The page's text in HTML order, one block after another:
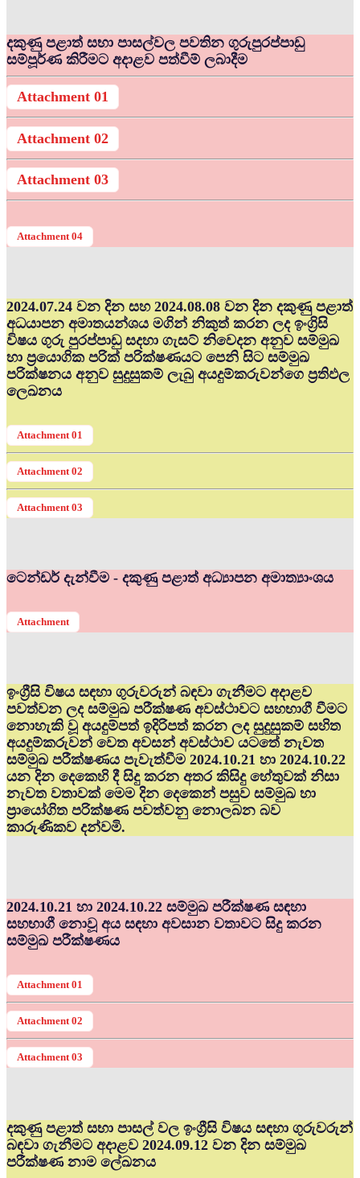
දකුණු පළාත් සභා පාසල්වල පවතින ගුරුපුරප්පාඩු
සම්පූර්ණ කිරීමට අදාළව පත්වීම් ලබාදීම
Attachment 01
Attachment 02
Attachment 03
Attachment 04
2024.07.24 වන දින සහ 2024.08.08 වන දින දකුණු පළාත්
අධ‍යාපන අමාතයන්ශය මගින් නිකුත් කරන ලද ඉංග්‍රිසි
විෂය ගුරු පුරප්පාඩු සදහා ගැසට් නිවෙදන අනුව සම්මුඛ
හා ප්‍රයොගික පරික් පරික්ෂණයට පෙනි සිට සම්මුඛ
පරික්ෂනය අනුව සුදුසුකම් ලැබු අයදුම්කරුවන්ගෙ ප්‍රතිඵල
ලෙඛනය
Attachment 01
Attachment 02
Attachment 03
ටෙන්ඩර් දැන්වීම - දකුණු පළාත් අධ්‍යාපන අමාත්‍යාංශය
Attachment
ඉංග්‍රීසි විෂය සඳහා ගුරුවරුන් බඳවා ගැනීමට අදාළව
පවත්වන ලද සම්මුඛ පරීක්ෂණ අවස්ථාවට සහභාගී වීමට
නොහැකි වූ අයදුම්පත් ඉදිරිපත් කරන ලද සුදුසුකම් සහිත
අයදුම්කරුවන් වෙත අවසන් අවස්ථාව යටතේ නැවත
සම්මුඛ පරීක්ෂණය පැවැත්වීම 2024.10.21 හා 2024.10.22
යන දින දෙකෙහි දී සිදු කරන අතර කිසිදු හේතුවක් නිසා
නැවත වතාවක් මෙම දින දෙකෙන් පසුව සම්මුඛ හා
ප්‍රායෝගිත පරික්ෂණ පවත්වනු නොලබන බව
කාරුණිකව දන්වමි.
2024.10.21 හා 2024.10.22 සම්මුඛ පරීක්ෂණ සඳහා
සහභාගී නොවූ අය සඳහා අවසාන වතාවට සිදු කරන
සම්මුඛ පරීක්ෂණය
Attachment 01
Attachment 02
Attachment 03
දකුණු පළාත් සභා පාසල් වල ඉංග්‍රීසි විෂය සඳහා ගුරුවරුන්
බඳවා ගැනීමට අදාළව 2024.09.12 වන දින සම්මුඛ
පරීක්ෂණ නාම ලේඛනය